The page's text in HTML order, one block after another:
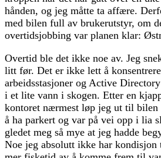
hånden, og jeg måtte ta affære.
med bilen full av brukerutstyr, om
overtidsjobbing var planen klar:
Overtid ble det ikke noe av. Jeg
litt før. Det er ikke lett å
arbeidsstasjoner og Active
i et lite vann i skogen. Etter en
kontoret nærmest løp jeg ut til bilen
å ha parkert og var på vei opp i lia
gledet meg så mye at jeg hadde
Noe jeg absolutt ikke har